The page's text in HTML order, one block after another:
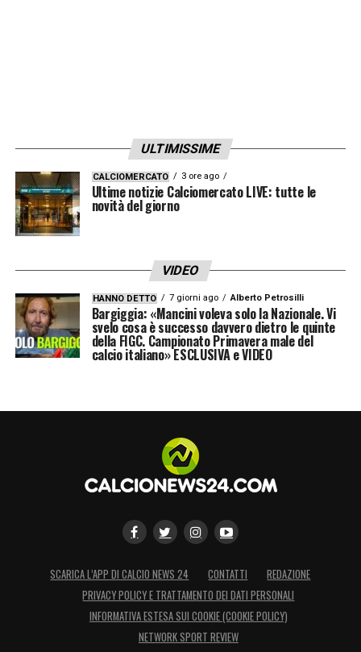
competitive per rilanciare le proprie
LA PLAYLIST DELLE NOSTRE TOP NEWS
ULTIMISSIME
CALCIOMERCATO 3 ore ago
Ultime notizie Calciomercato LIVE: tutte le
novità del giorno
VIDEO
HANNO DETTO 7 giorni ago Alberto Petrosilli
Bargiggia: «Mancini voleva solo la Nazionale. Vi
svelo cosa è successo davvero dietro le quinte
della FIGC. Campionato Primavera male del
calcio italiano» ESCLUSIVA e VIDEO
SCARICA L’APP DI CALCIO NEWS 24 CONTATTI
REDAZIONE
PRIVACY POLICY E TRATTAMENTO DEI DATI PERSONALI
INFORMATIVA ESTESA SUI COOKIE (COOKIE POLICY)
NETWORK SPORT REVIEW